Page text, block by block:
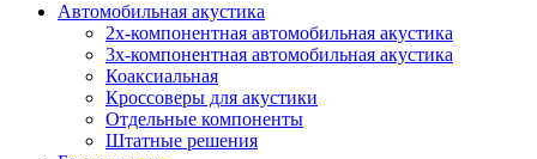
Автомобильная акустика
2х-компонентная автомобильная акустика
3х-компонентная автомобильная акустика
Коаксиальная
Кроссоверы для акустики
Отдельные компоненты
Штатные решения